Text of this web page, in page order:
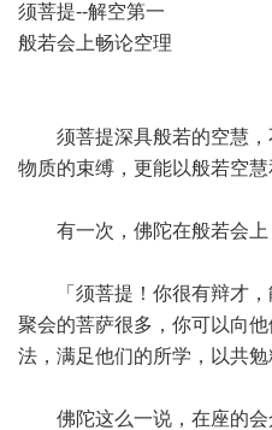
须菩提--解空第一
般若会上畅论空理
须菩提深具般若的空慧，
物质的束缚，更能以般若空慧
有一次，佛陀在般若会上
「须菩提！你很有辩才，
聚会的菩萨很多，你可以向
法，满足他们的所学，以共勉
佛陀这么一说，在座的会